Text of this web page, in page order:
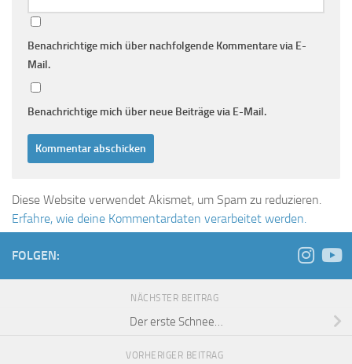
Benachrichtige mich über nachfolgende Kommentare via E-
Mail.
Benachrichtige mich über neue Beiträge via E-Mail.
Diese Website verwendet Akismet, um Spam zu reduzieren.
Erfahre, wie deine Kommentardaten verarbeitet werden.
FOLGEN:
NÄCHSTER BEITRAG
Der erste Schnee…
VORHERIGER BEITRAG